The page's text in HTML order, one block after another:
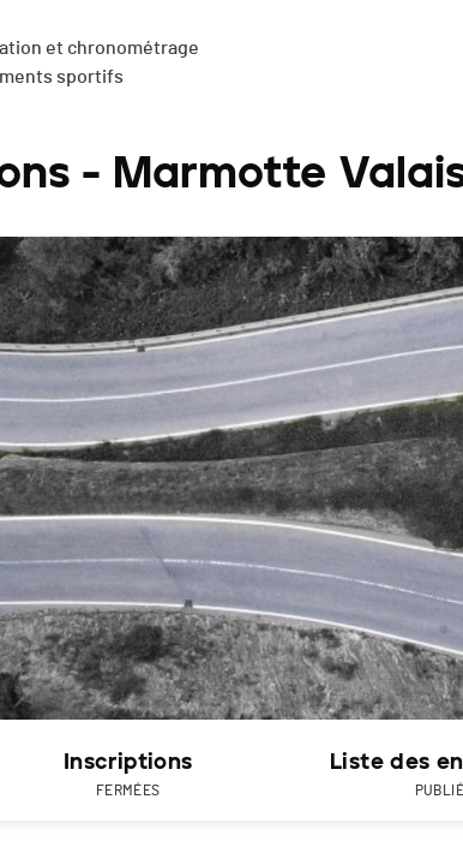
et chronométrage
sportifs
- Marmotte
Inscriptions
FERMÉES
Liste des